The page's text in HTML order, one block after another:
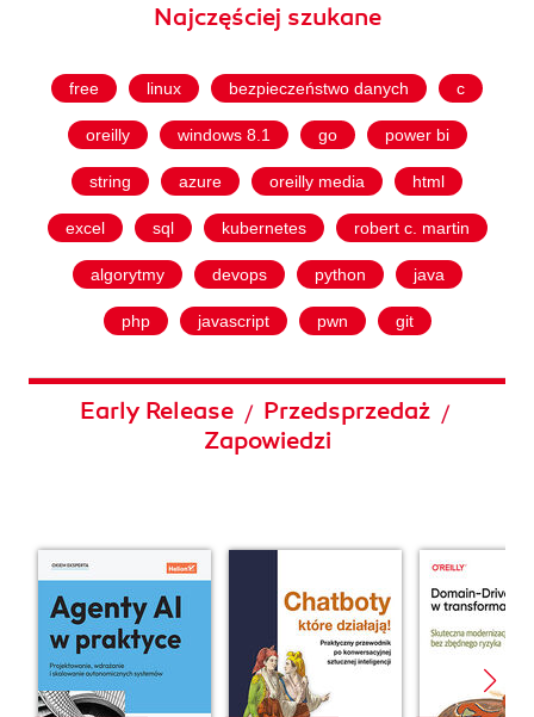
Najczęściej szukane
free linux bezpieczeństwo danych c
oreilly windows 8.1 go power bi
string azure oreilly media html
excel sql kubernetes robert c. martin
algorytmy devops python java
php javascript pwn git
Early Release / Przedsprzedaż /
Zapowiedzi